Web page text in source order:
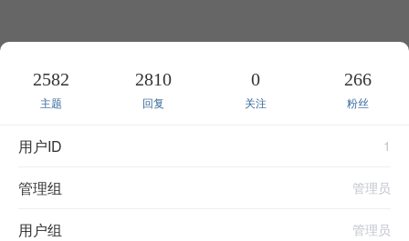
2582
主题
2810
回复
0
关注
266
粉丝
用户ID 1
管理组 管理员
用户组 管理员